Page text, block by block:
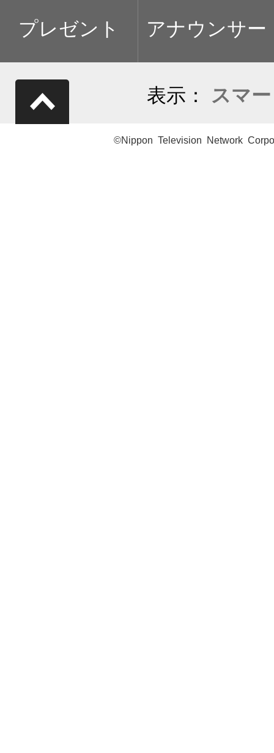
プレゼント アナウンサー
表示： スマ
©Nippon Television Network